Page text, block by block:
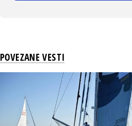
POVEZANE VESTI